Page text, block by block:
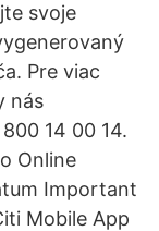
svoje
Pre viac
nás
14 00 14.
Online
Important
Mobile App